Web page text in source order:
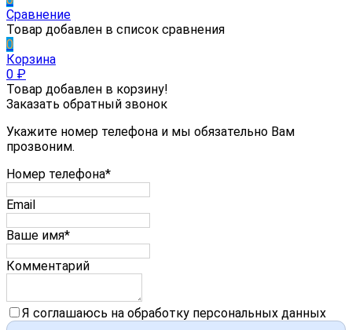
Сравнение
Товар добавлен в список сравнения
0
Корзина
0 ₽
Товар добавлен в корзину!
Заказать обратный звонок
Укажите номер телефона и мы обязательно Вам
прозвоним.
Номер телефона*
Email
Ваше имя*
Комментарий
Я соглашаюсь на обработку персональных данных